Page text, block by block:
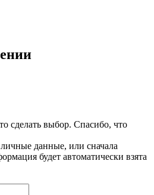
сделать выбор. Спасибо, что
данные, или сначала
будет автоматически взята